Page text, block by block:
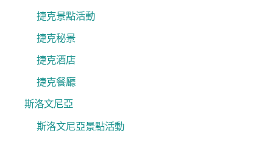
捷克景點活動
捷克秘景
捷克酒店
捷克餐廳
斯洛文尼亞
斯洛文尼亞景點活動